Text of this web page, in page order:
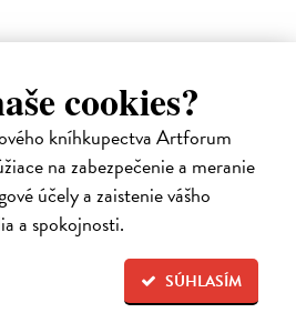
cookies?
kníhkupectva Artforum
na zabezpečenie a meranie
účely a zaistenie vášho
a spokojnosti.
SÚHLASÍM